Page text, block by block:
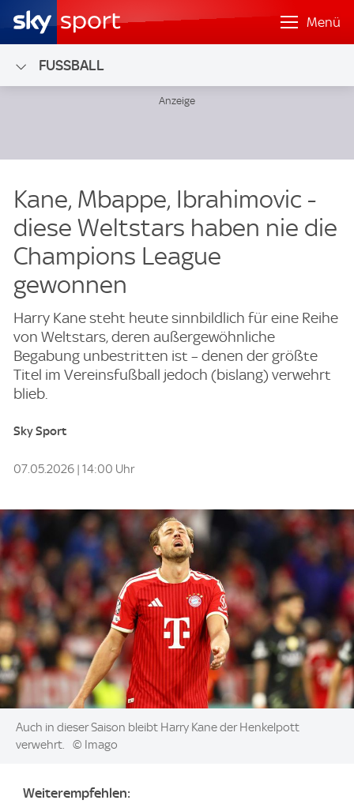
Menü
FUSSBALL
Kane, Mbappe, Ibrahimovic -
diese Weltstars haben nie die
Champions League
gewonnen
Harry Kane steht heute sinnbildlich für eine Reihe
von Weltstars, deren außergewöhnliche
Begabung unbestritten ist – denen der größte
Titel im Vereinsfußball jedoch (bislang) verwehrt
blieb.
Sky Sport
07.05.2026 | 14:00 Uhr
Image:
Auch in dieser Saison bleibt Harry Kane der Henkelpott
verwehrt.
© Imago
Weiterempfehlen: